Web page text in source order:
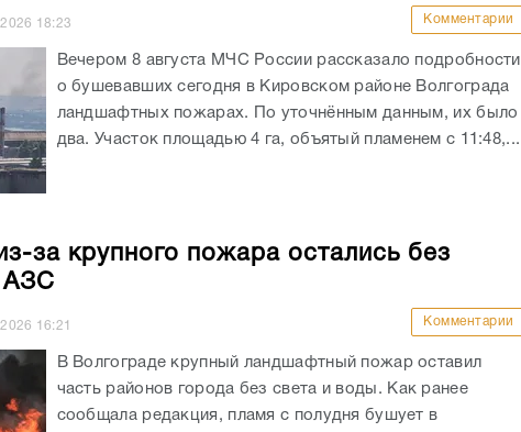
18:23 Комментарии
Вечером 8 августа МЧС России рассказало подробности
о бушевавших сегодня в Кировском районе Волгограда
ландшафтных пожарах. По уточнённым данным, их было
два. Участок площадью 4 га, объятый пламенем с 11:48,...
за крупного пожара остались без
АЗС
16:21 Комментарии
В Волгограде крупный ландшафтный пожар оставил
часть районов города без света и воды. Как ранее
сообщала редакция, пламя с полудня бушует в